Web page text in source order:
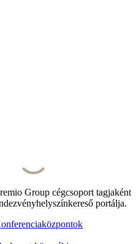
Group cégcsoport tagjaként
portálja.